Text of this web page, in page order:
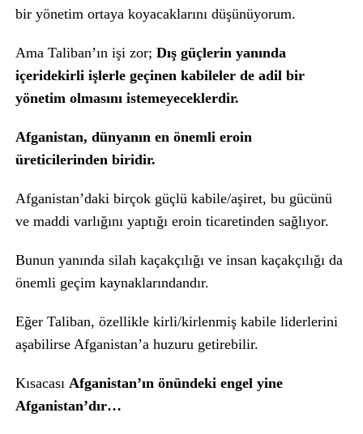
bir yönetim ortaya koyacaklarını düşünüyorum.
Ama Taliban’ın işi zor; Dış güçlerin yanında
içeridekirli işlerle geçinen kabileler de adil bir
yönetim olmasını istemeyeceklerdir.
Afganistan, dünyanın en önemli eroin
üreticilerinden biridir.
Afganistan’daki birçok güçlü kabile/aşiret, bu gücünü
ve maddi varlığını yaptığı eroin ticaretinden sağlıyor.
Bunun yanında silah kaçakçılığı ve insan kaçakçılığı da
önemli geçim kaynaklarındandır.
Eğer Taliban, özellikle kirli/kirlenmiş kabile liderlerini
aşabilirse Afganistan’a huzuru getirebilir.
Kısacası Afganistan’ın önündeki engel yine
Afganistan’dır…